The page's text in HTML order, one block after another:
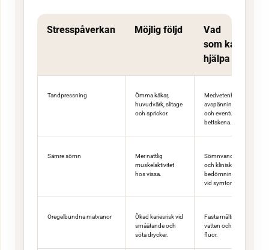
Stresspåverkan Möjlig följd
Vad
som kan
hjälpa
Tandpressning
Ömma käkar,
huvudvärk, slitage
och sprickor.
Medvetenhet,
avspänning
och eventuell
bettskena.
Sämre sömn
Mer nattlig
muskelaktivitet
hos vissa.
Sömnvanor
och klinisk
bedömning
vid symtom.
Oregelbundna matvanor
Ökad kariesrisk vid
småätande och
söta drycker.
Fasta måltider,
vatten och
fluor.